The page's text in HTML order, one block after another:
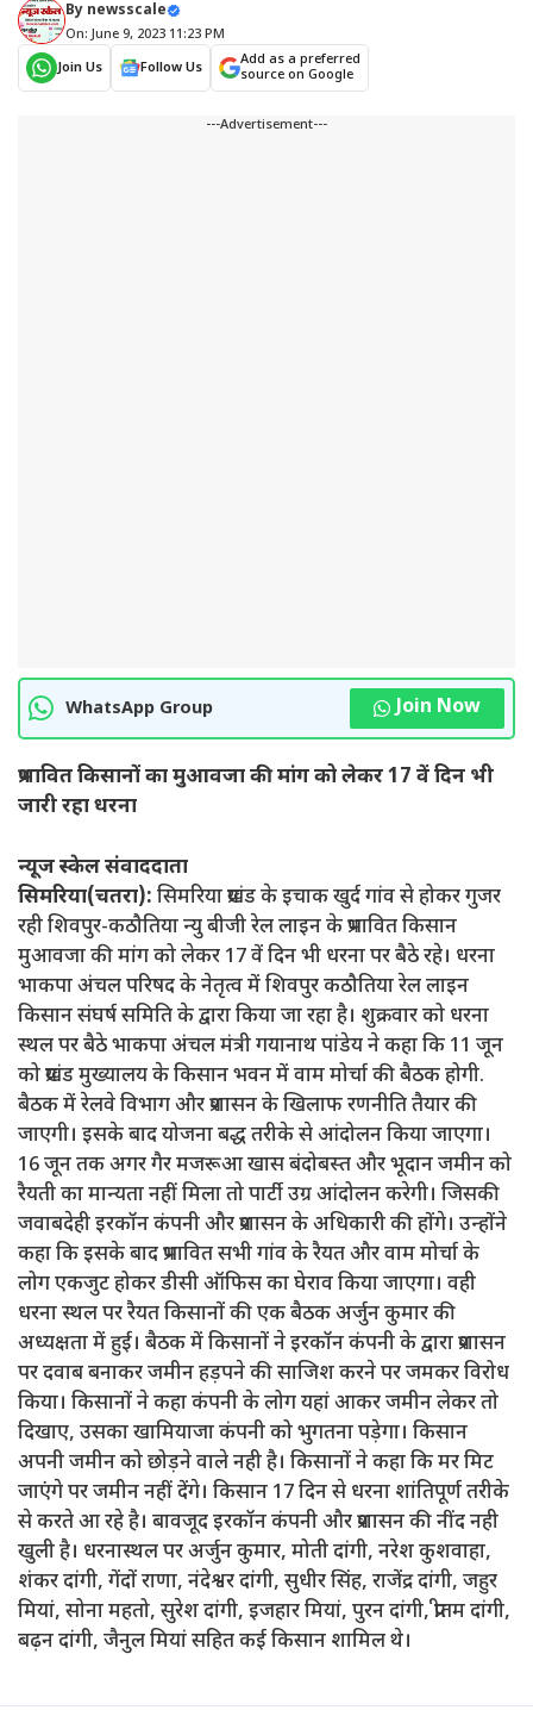
By newsscale
On: June 9, 2023 11:23 PM
Join Us
Follow Us
Add as a preferred
source on Google
---Advertisement---
WhatsApp Group Join Now
प्रभावित किसानों का मुआवजा की मांग को लेकर 17 वें दिन भी
जारी रहा धरना
न्यूज स्केल संवाददाता
सिमरिया(चतरा): सिमरिया प्रखंड के इचाक खुर्द गांव से होकर गुजर
रही शिवपुर-कठौतिया न्यु बीजी रेल लाइन के प्रभावित किसान
मुआवजा की मांग को लेकर 17 वें दिन भी धरना पर बैठे रहे। धरना
भाकपा अंचल परिषद के नेतृत्व में शिवपुर कठौतिया रेल लाइन
किसान संघर्ष समिति के द्वारा किया जा रहा है। शुक्रवार को धरना
स्थल पर बैठे भाकपा अंचल मंत्री गयानाथ पांडेय ने कहा कि 11 जून
को प्रखंड मुख्यालय के किसान भवन में वाम मोर्चा की बैठक होगी.
बैठक में रेलवे विभाग और प्रशासन के खिलाफ रणनीति तैयार की
जाएगी। इसके बाद योजना बद्ध तरीके से आंदोलन किया जाएगा।
16 जून तक अगर गैर मजरूआ खास बंदोबस्त और भूदान जमीन को
रैयती का मान्यता नहीं मिला तो पार्टी उग्र आंदोलन करेगी। जिसकी
जवाबदेही इरकॉन कंपनी और प्रशासन के अधिकारी की होंगे। उन्होंने
कहा कि इसके बाद प्रभावित सभी गांव के रैयत और वाम मोर्चा के
लोग एकजुट होकर डीसी ऑफिस का घेराव किया जाएगा। वही
धरना स्थल पर रैयत किसानों की एक बैठक अर्जुन कुमार की
अध्यक्षता में हुई। बैठक में किसानों ने इरकॉन कंपनी के द्वारा प्रशासन
पर दवाब बनाकर जमीन हड़पने की साजिश करने पर जमकर विरोध
किया। किसानों ने कहा कंपनी के लोग यहां आकर जमीन लेकर तो
दिखाए, उसका खामियाजा कंपनी को भुगतना पड़ेगा। किसान
अपनी जमीन को छोड़ने वाले नही है। किसानों ने कहा कि मर मिट
जाएंगे पर जमीन नहीं देंगे। किसान 17 दिन से धरना शांतिपूर्ण तरीके
से करते आ रहे है। बावजूद इरकॉन कंपनी और प्रशासन की नींद नही
खुली है। धरनास्थल पर अर्जुन कुमार, मोती दांगी, नरेश कुशवाहा,
शंकर दांगी, गेंदों राणा, नंदेश्वर दांगी, सुधीर सिंह, राजेंद्र दांगी, जहुर
मियां, सोना महतो, सुरेश दांगी, इजहार मियां, पुरन दांगी, प्रीतम दांगी,
बढ़न दांगी, जैनुल मियां सहित कई किसान शामिल थे।